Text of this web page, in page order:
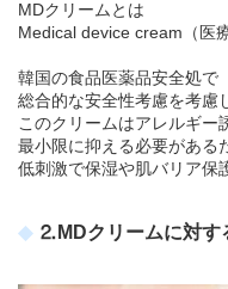
MDクリームとは
Medical device cream（医
韓国の食品医薬品安全処で
総合的な安全性考慮を考慮
このクリームはアレルギー
最小限に抑える必要がある
低刺激で保湿や肌バリア保
⒉MDクリームに対す